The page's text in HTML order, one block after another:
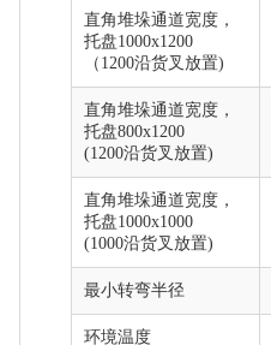
直角堆垛通道宽度，
托盘1000x1200
（1200沿货叉放置)
直角堆垛通道宽度，
托盘800x1200
(1200沿货叉放置)
直角堆垛通道宽度，
托盘1000x1000
(1000沿货叉放置)
最小转弯半径
环境温度